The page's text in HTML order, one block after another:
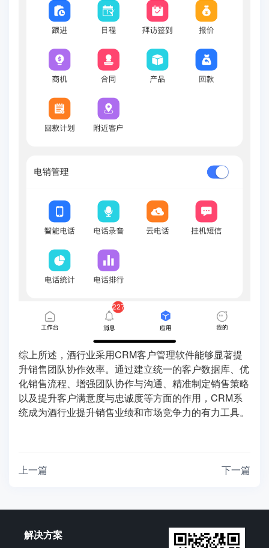
综上所述，酒行业采用CRM客户管理软件能够显著提
升销售团队协作效率。通过建立统一的客户数据库、优
化销售流程、增强团队协作与沟通、精准制定销售策略
以及提升客户满意度与忠诚度等方面的作用，CRM系
统成为酒行业提升销售业绩和市场竞争力的有力工具。
上一篇 下一篇
解决方案